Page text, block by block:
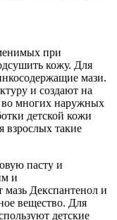
при
кожу. Для
мази.
и создают на
многих наружных
детской кожи
взрослых такие
пасту и
и
Декспантенол и
вещество. Для
детские